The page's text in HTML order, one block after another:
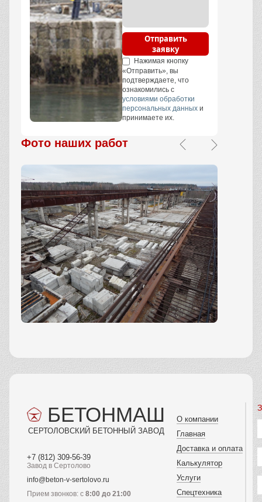
Отправить
заявку
Нажимая кнопку
«Отправить», вы
подтверждаете, что
ознакомились с
условиями обработки
персональных данных и
принимаете их.
Фото наших работ
БЕТОНМАШ
СЕРТОЛОВСКИЙ БЕТОННЫЙ ЗАВОД
+7 (812) 309-56-39
Завод в Сертолово
info@beton-v-sertolovo.ru
Прием звонков: с 8:00 до 21:00
О компании
Главная
Доставка и оплата
Калькулятор
Услуги
Спецтехника